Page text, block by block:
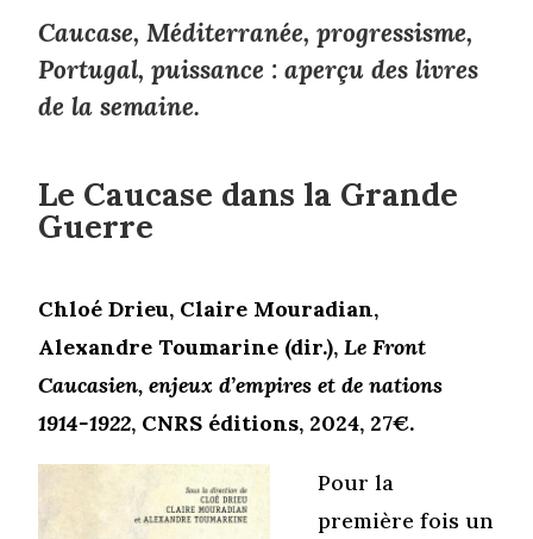
Caucase, Méditerranée, progressisme,
Portugal, puissance : aperçu des livres
de la semaine.
Le Caucase dans la Grande
Guerre
Chloé Drieu, Claire Mouradian,
Alexandre Toumarine (dir.), Le Front
Caucasien, enjeux d’empires et de nations
1914-1922, CNRS éditions, 2024, 27€.
Pour la
première fois un